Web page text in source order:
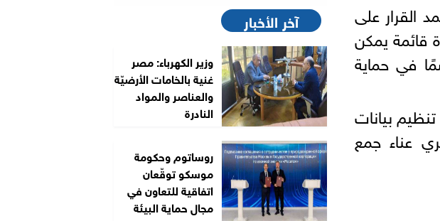
القرار على
قائمة يمكن
في حماية
بيانات
عناء جمع
آخر الأخبار
وزير الكهرباء: مصر
غنية بالخامات الأرضيّة
والعناصر والمواد
النادرة
روساتوم وحكومة
موسكو توقّعان
اتفاقية للتعاون في
مجال حماية البيئة